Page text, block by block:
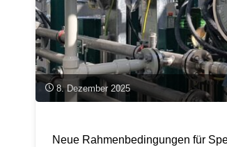
für
eine
nachhaltige
CO₂-
8. Dezember 2025
Neue Rahmenbedingungen für